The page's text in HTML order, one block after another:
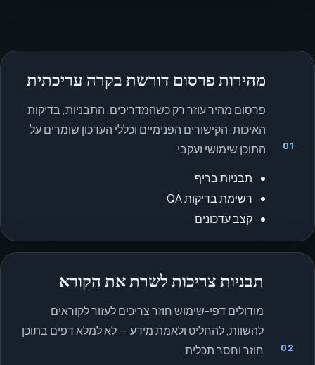
01
מהירות פרסום דורשת בקרה עריכתית
פרסום מהיר עוזר רק כשהמדריכים, התבניות, בדיקות
האיכות, הקישורים הפנימיים וכללי העדכון שומרים על
התוכן שימושי ועקבי.
תבניות בריף
רשימת בדיקות QA
קצב עדכונים
02
תבניות צריכות לשרת את הקורא
מודולים דפי-שימוש חוזר צריכים לעזור לקוראים
להשוות, להחליט ולאמת מידע — לא למלא דפים בתוכן
חוזר וחסר תכלית.